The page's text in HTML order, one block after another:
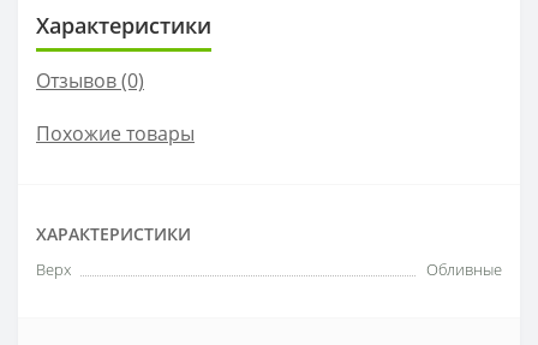
Характеристики
Отзывов (0)
Похожие товары
ХАРАКТЕРИСТИКИ
Верх Обливные